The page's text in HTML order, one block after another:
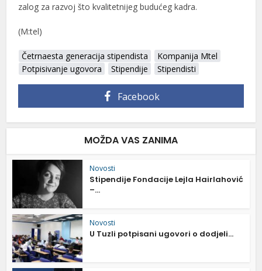
zalog za razvoj što kvalitetnijeg budućeg kadra.
(M:tel)
Četrnaesta generacija stipendista
Kompanija Mtel
Potpisivanje ugovora
Stipendije Stipendisti
Facebook
MOŽDA VAS ZANIMA
Novosti
Stipendije Fondacije Lejla Hairlahović
–...
Novosti
U Tuzli potpisani ugovori o dodjeli...